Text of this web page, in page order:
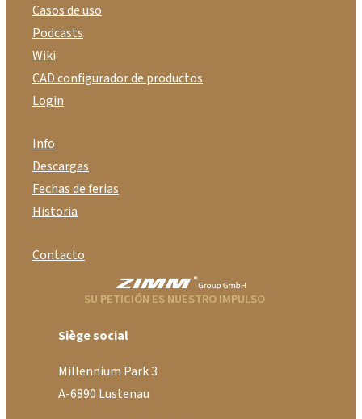
Casos de uso
Podcasts
Wiki
CAD configurador de productos
Login
Info
Descargas
Fechas de ferias
Historia
Contacto
SU PETICIÓN ES NUESTRO IMPULSO
Siège social
Millennium Park 3
A-6890 Lustenau